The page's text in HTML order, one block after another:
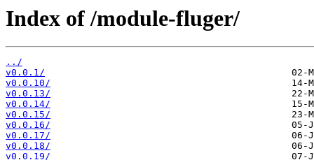
Index of /module-fluger/
../
v0.0.1/
v0.0.10/
v0.0.13/
v0.0.14/
v0.0.15/
v0.0.16/
v0.0.17/
v0.0.18/
v0.0.19/